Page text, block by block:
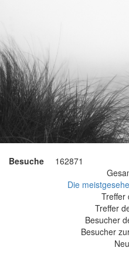
Besuche
162871
Die
Treffer
Treffer
Besucher
Besucher